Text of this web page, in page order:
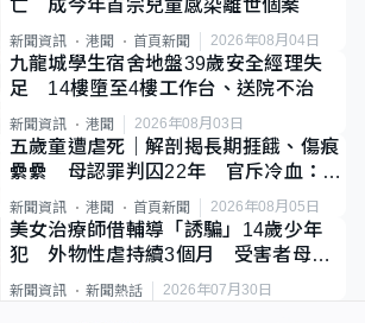
亡 成今年首宗兒童感染離世個案
新聞資訊 港聞 首頁新聞 2026年08月04日
九龍城學生宿舍地盤39歲安全經理失
足 14樓墮至4樓工作台、送院不治
新聞資訊 港聞 2026年08月03日
五歲童遭虐死｜解剖揭長期捱餓、傷痕
纍纍 母認罪判囚22年 官斥冷血：同
類案最惡劣
新聞資訊 港聞 首頁新聞 2026年08月05日
美女治療師借輔導「誘騙」14歲少年
犯 外物性虐持續3個月 受害者母：
要保護其他人
新聞資訊 新聞熱話 2026年07月30日